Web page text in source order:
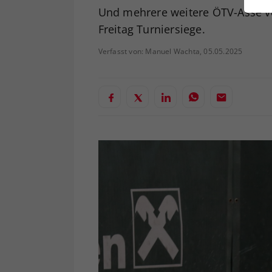
Und mehrere weitere ÖTV-Asse
Freitag Turniersiege.
Verfasst von: Manuel Wachta, 05.05.2025